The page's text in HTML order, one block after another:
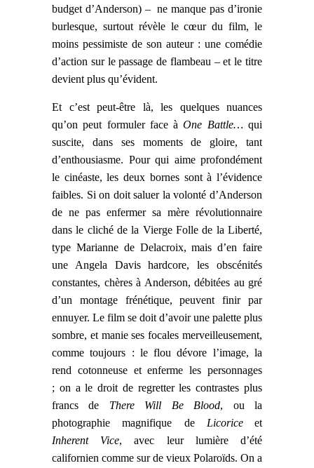
budget d’Anderson) – ne manque pas d’ironie
burlesque, surtout révèle le cœur du film, le
moins pessimiste de son auteur : une comédie
d’action sur le passage de flambeau – et le titre
devient plus qu’évident.
Et c’est peut-être là, les quelques nuances
qu’on peut formuler face àOne Battle… qui
suscite, dans ses moments de gloire, tant
d’enthousiasme. Pour qui aime profondément
le cinéaste, les deux bornes sont à l’évidence
faibles. Si on doit saluer la volonté d’Anderson
de ne pas enfermer sa mère révolutionnaire
dans le clichéde la Vierge Folle de la Liberté,
type Marianne de Delacroix, mais d’en faire
une Angela Davis hardcore, les obscénités
constantes, chères à Anderson, débitées au gré
d’un montage frénétique, peuventfinir par
ennuyer. Le film se doit d’avoir une palette plus
sombre, et manie ses focales merveilleusement,
comme toujours : le flou dévore l’image, la
rend cotonneuse et enferme les personnages
; on a le droit de regretterles contrastes plus
francs de There Will Be Blood, oula
photographie magnifique de Licorice
et
Inherent Vice,avec leurlumière d’été
californien comme sur de vieux Polaroïds. On a